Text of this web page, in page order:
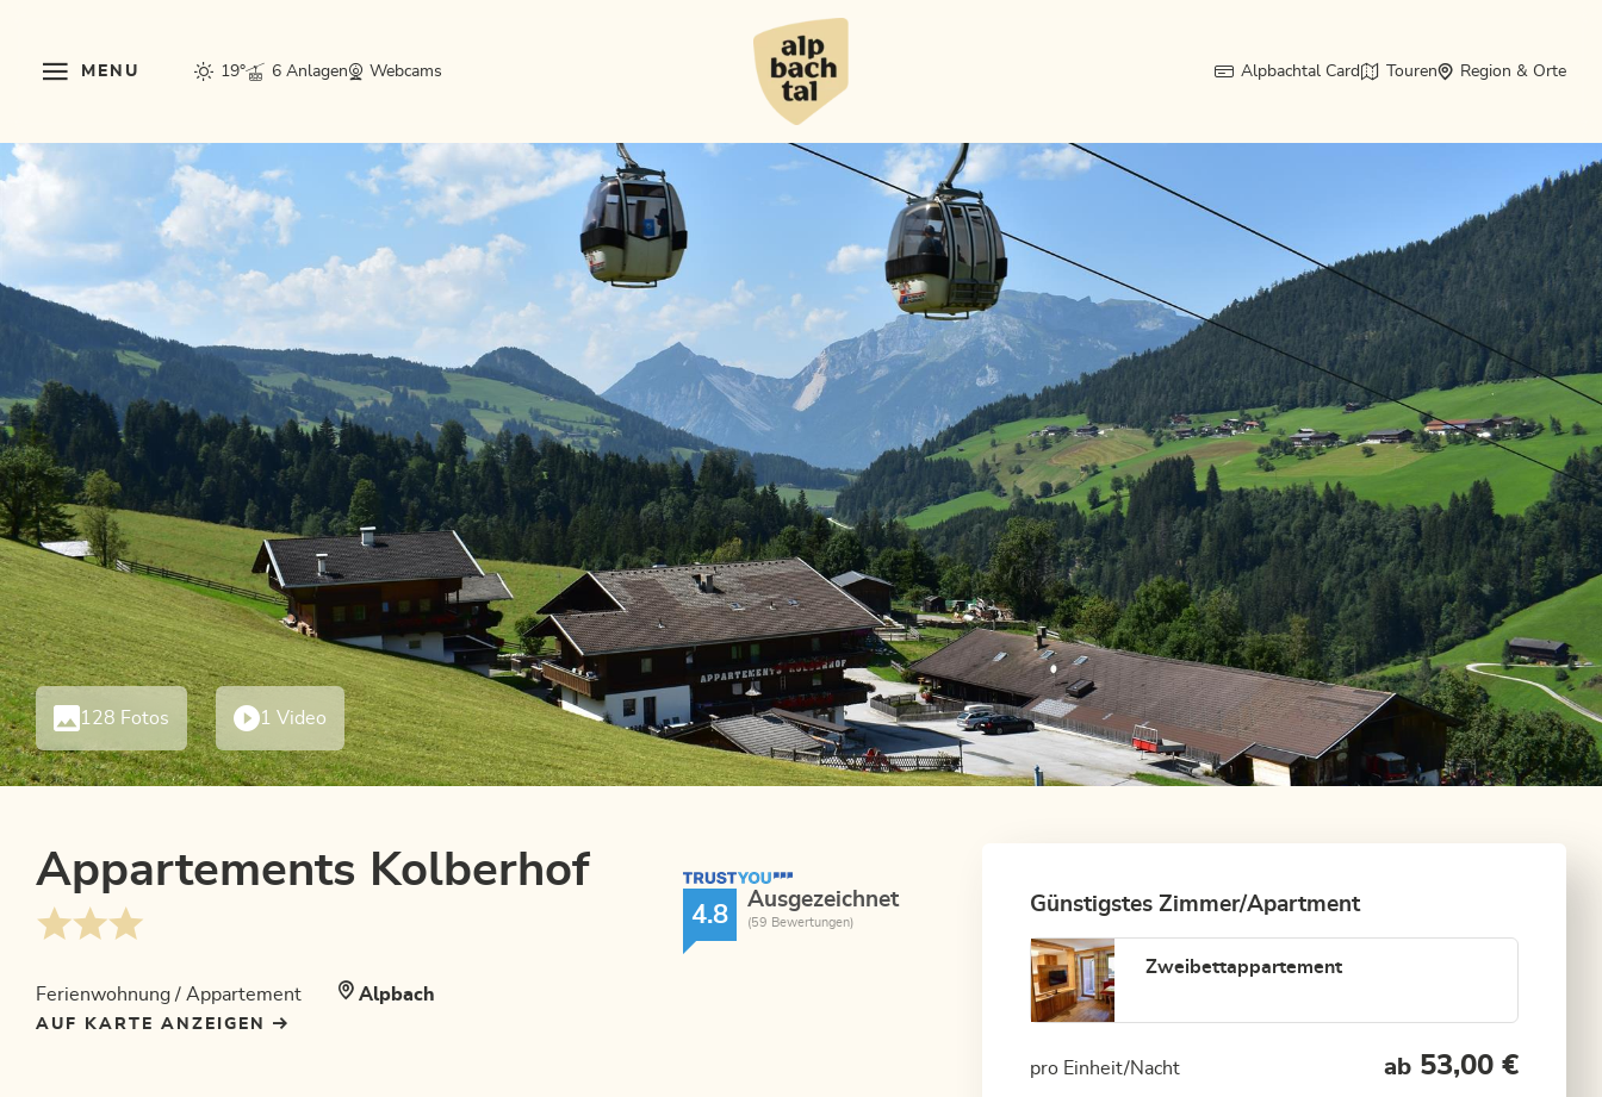
MENU 19° 6 Anlagen Webcams Alpbachtal Card Touren Region & Orte
128 Fotos 1 Video
Appartements Kolberhof
Ferienwohnung / Appartement Alpbach
AUF KARTE ANZEIGEN
TrustYou Rating
4.8
Ausgezeichnet
(59 Bewertungen)
Günstigstes Zimmer/Apartment
Zweibettappartement
pro Einheit/Nacht ab 53,00 €